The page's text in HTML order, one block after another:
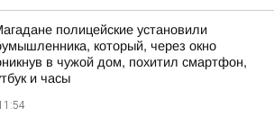
полицейские установили
который, через окно
в чужой дом, похитил смартфон,
и часы